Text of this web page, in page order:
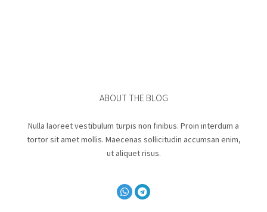
ABOUT THE BLOG
Nulla laoreet vestibulum turpis non finibus. Proin interdum a
tortor sit amet mollis. Maecenas sollicitudin accumsan enim,
ut aliquet risus.